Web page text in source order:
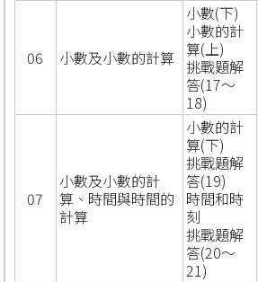
06 小數及小數的計算
小數(下)
小數的計
算(上)
挑戰題解
答(17～
18)
07
小數及小數的計
算、時間與時間的
計算
小數的計
算(下)
挑戰題解
答(19)
時間和時
刻
挑戰題解
答(20～
21)